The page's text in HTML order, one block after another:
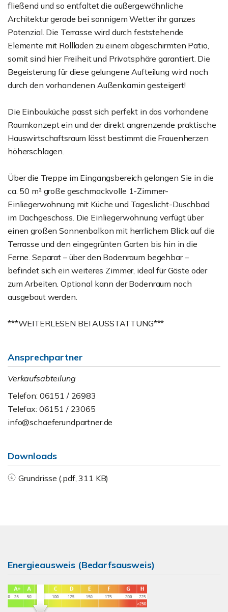
fließend und so entfaltet die außergewöhnliche
Architektur gerade bei sonnigem Wetter ihr ganzes
Potenzial. Die Terrasse wird durch feststehende
Elemente mit Rollläden zu einem abgeschirmten Patio,
somit sind hier Freiheit und Privatsphäre garantiert. Die
Begeisterung für diese gelungene Aufteilung wird noch
durch den vorhandenen Außenkamin gesteigert!
Die Einbauküche passt sich perfekt in das vorhandene
Raumkonzept ein und der direkt angrenzende praktische
Hauswirtschaftsraum lässt bestimmt die Frauenherzen
höherschlagen.
Über die Treppe im Eingangsbereich gelangen Sie in die
ca. 50 m² große geschmackvolle 1-Zimmer-
Einliegerwohnung mit Küche und Tageslicht-Duschbad
im Dachgeschoss. Die Einliegerwohnung verfügt über
einen großen Sonnenbalkon mit herrlichem Blick auf die
Terrasse und den eingegrünten Garten bis hin in die
Ferne. Separat – über den Bodenraum begehbar –
befindet sich ein weiteres Zimmer, ideal für Gäste oder
zum Arbeiten. Optional kann der Bodenraum noch
ausgebaut werden.
***WEITERLESEN BEI AUSSTATTUNG***
Ansprechpartner
Verkaufsabteilung
Telefon: 06151 / 26983
Telefax: 06151 / 23065
info@schaeferundpartner.de
Downloads
Grundrisse (.pdf, 311 KB)
Energieausweis (Bedarfsausweis)